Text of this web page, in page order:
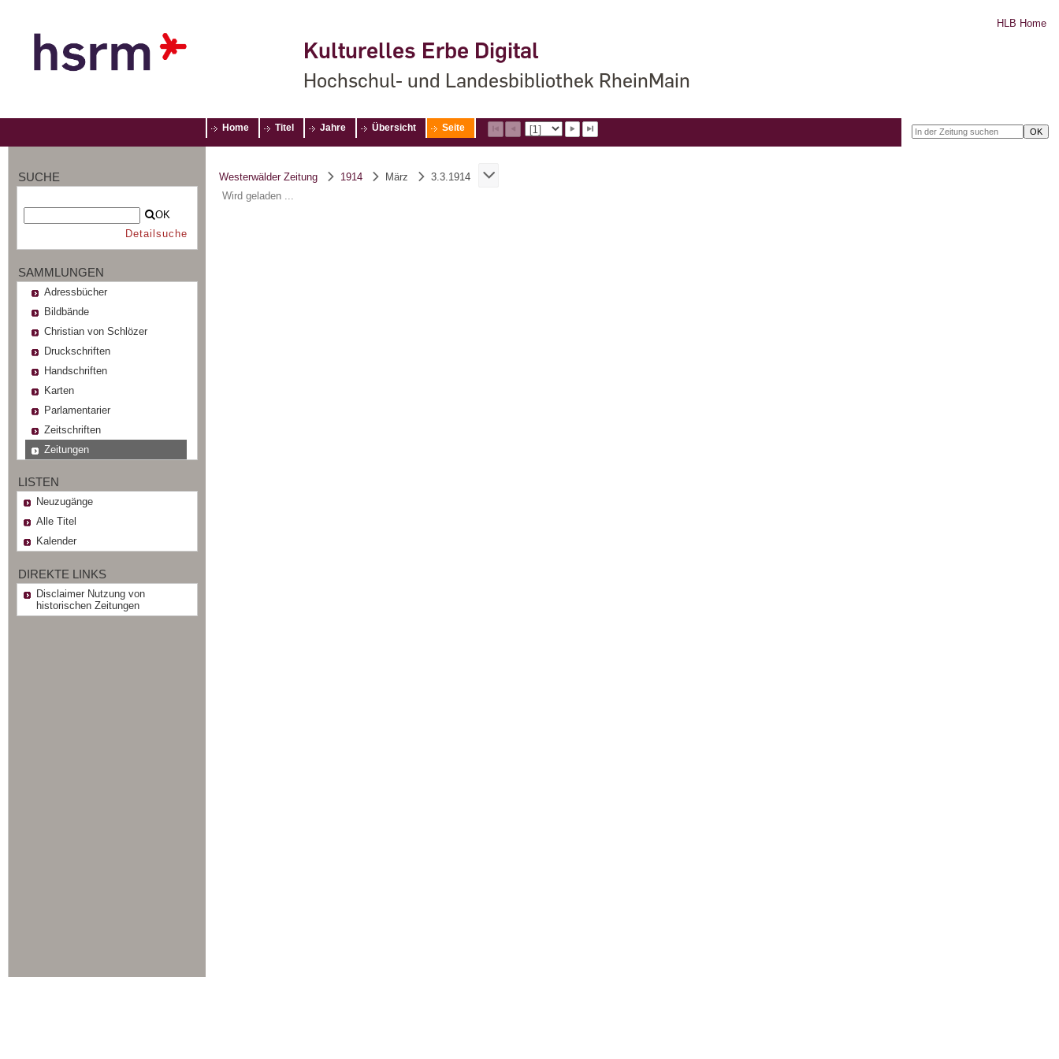
Kulturelles Erbe Digital
Hochschul- und Landesbibliothek RheinMain
HLB Home
Home Titel Jahre Übersicht Seite
SUCHE
OK
Detailsuche
SAMMLUNGEN
Adressbücher
Bildbände
Christian von Schlözer
Druckschriften
Handschriften
Karten
Parlamentarier
Zeitschriften
Zeitungen
LISTEN
Neuzugänge
Alle Titel
Kalender
DIREKTE LINKS
Disclaimer Nutzung von
historischen Zeitungen
Westerwälder Zeitung 1914 März 3.3.1914
Wird geladen ...